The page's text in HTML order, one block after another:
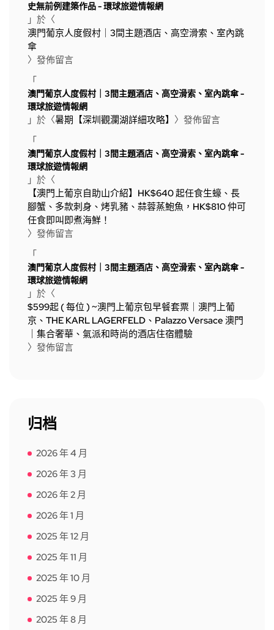
史無前例建築作品 - 環球旅遊情報網
」於〈
澳門葡京人度假村｜3間主題酒店、高空滑索、室內跳
傘
〉發佈留言
「
澳門葡京人度假村｜3間主題酒店、高空滑索、室內跳傘 -
環球旅遊情報網
」於〈暑期【深圳觀瀾湖詳細攻略】 〉發佈留言
「
澳門葡京人度假村｜3間主題酒店、高空滑索、室內跳傘 -
環球旅遊情報網
」於〈
【澳門上葡京自助山介紹】HK$640 起任食生蠔、長
腳蟹、多款刺身、烤乳豬、蒜蓉蒸鮑魚，HK$810 仲可
任食即叫即煮海鮮！
〉發佈留言
「
澳門葡京人度假村｜3間主題酒店、高空滑索、室內跳傘 -
環球旅遊情報網
」於〈
$599起 ( 每位 ) ~澳門上葡京包早餐套票｜澳門上葡
京、THE KARL LAGERFELD、Palazzo Versace 澳門
｜集合奢華、氣派和時尚的酒店住宿體驗
〉發佈留言
归档
2026 年 4 月
2026 年 3 月
2026 年 2 月
2026 年 1 月
2025 年 12 月
2025 年 11 月
2025 年 10 月
2025 年 9 月
2025 年 8 月